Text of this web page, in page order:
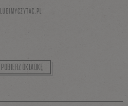
LUBIMYCZYTAC.PL
POBIERZ OKŁADKĘ